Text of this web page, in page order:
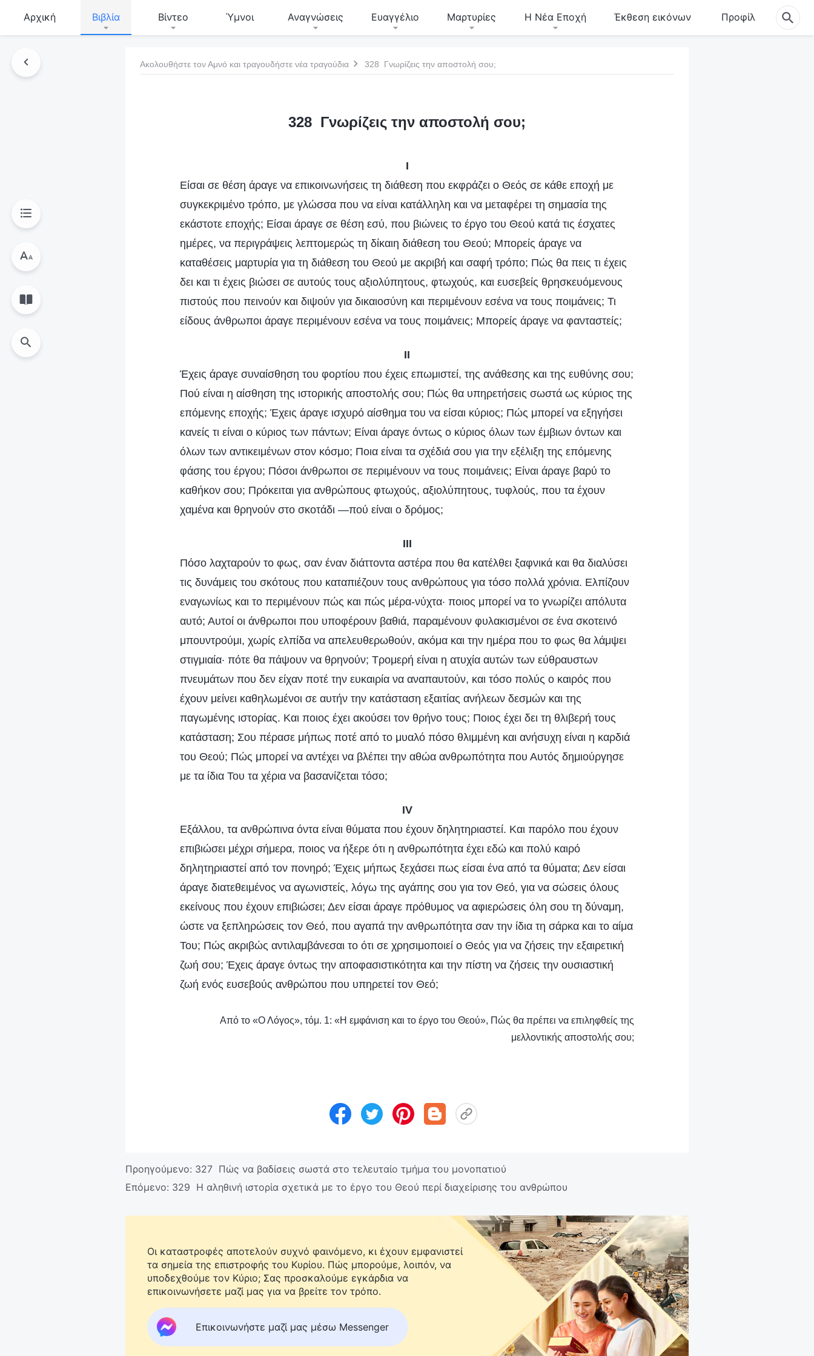
Αρχική Βιβλία Βίντεο Ύμνοι Αναγνώσεις Ευαγγέλιο Μαρτυρίες Η Νέα Εποχή Έκθεση εικόνων Προφίλ
Ακολουθήστε τον Αμνό και τραγουδήστε νέα τραγούδια 328 Γνωρίζεις την αποστολή σου;
328 Γνωρίζεις την αποστολή σου;
I
Είσαι σε θέση άραγε να επικοινωνήσεις τη διάθεση που εκφράζει ο Θεός σε κάθε εποχή με
συγκεκριμένο τρόπο, με γλώσσα που να είναι κατάλληλη και να μεταφέρει τη σημασία της
εκάστοτε εποχής; Είσαι άραγε σε θέση εσύ, που βιώνεις το έργο του Θεού κατά τις έσχατες
ημέρες, να περιγράψεις λεπτομερώς τη δίκαιη διάθεση του Θεού; Μπορείς άραγε να
καταθέσεις μαρτυρία για τη διάθεση του Θεού με ακριβή και σαφή τρόπο; Πώς θα πεις τι έχεις
δει και τι έχεις βιώσει σε αυτούς τους αξιολύπητους, φτωχούς, και ευσεβείς θρησκευόμενους
πιστούς που πεινούν και διψούν για δικαιοσύνη και περιμένουν εσένα να τους ποιμάνεις; Τι
είδους άνθρωποι άραγε περιμένουν εσένα να τους ποιμάνεις; Μπορείς άραγε να φανταστείς;
II
Έχεις άραγε συναίσθηση του φορτίου που έχεις επωμιστεί, της ανάθεσης και της ευθύνης σου;
Πού είναι η αίσθηση της ιστορικής αποστολής σου; Πώς θα υπηρετήσεις σωστά ως κύριος της
επόμενης εποχής; Έχεις άραγε ισχυρό αίσθημα του να είσαι κύριος; Πώς μπορεί να εξηγήσει
κανείς τι είναι ο κύριος των πάντων; Είναι άραγε όντως ο κύριος όλων των έμβιων όντων και
όλων των αντικειμένων στον κόσμο; Ποια είναι τα σχέδιά σου για την εξέλιξη της επόμενης
φάσης του έργου; Πόσοι άνθρωποι σε περιμένουν να τους ποιμάνεις; Είναι άραγε βαρύ το
καθήκον σου; Πρόκειται για ανθρώπους φτωχούς, αξιολύπητους, τυφλούς, που τα έχουν
χαμένα και θρηνούν στο σκοτάδι —πού είναι ο δρόμος;
III
Πόσο λαχταρούν το φως, σαν έναν διάττοντα αστέρα που θα κατέλθει ξαφνικά και θα διαλύσει
τις δυνάμεις του σκότους που καταπιέζουν τους ανθρώπους για τόσο πολλά χρόνια. Ελπίζουν
εναγωνίως και το περιμένουν πώς και πώς μέρα-νύχτα· ποιος μπορεί να το γνωρίζει απόλυτα
αυτό; Αυτοί οι άνθρωποι που υποφέρουν βαθιά, παραμένουν φυλακισμένοι σε ένα σκοτεινό
μπουντρούμι, χωρίς ελπίδα να απελευθερωθούν, ακόμα και την ημέρα που το φως θα λάμψει
στιγμιαία· πότε θα πάψουν να θρηνούν; Τρομερή είναι η ατυχία αυτών των εύθραυστων
πνευμάτων που δεν είχαν ποτέ την ευκαιρία να αναπαυτούν, και τόσο πολύς ο καιρός που
έχουν μείνει καθηλωμένοι σε αυτήν την κατάσταση εξαιτίας ανήλεων δεσμών και της
παγωμένης ιστορίας. Και ποιος έχει ακούσει τον θρήνο τους; Ποιος έχει δει τη θλιβερή τους
κατάσταση; Σου πέρασε μήπως ποτέ από το μυαλό πόσο θλιμμένη και ανήσυχη είναι η καρδιά
του Θεού; Πώς μπορεί να αντέχει να βλέπει την αθώα ανθρωπότητα που Αυτός δημιούργησε
με τα ίδια Του τα χέρια να βασανίζεται τόσο;
IV
Εξάλλου, τα ανθρώπινα όντα είναι θύματα που έχουν δηλητηριαστεί. Και παρόλο που έχουν
επιβιώσει μέχρι σήμερα, ποιος να ήξερε ότι η ανθρωπότητα έχει εδώ και πολύ καιρό
δηλητηριαστεί από τον πονηρό; Έχεις μήπως ξεχάσει πως είσαι ένα από τα θύματα; Δεν είσαι
άραγε διατεθειμένος να αγωνιστείς, λόγω της αγάπης σου για τον Θεό, για να σώσεις όλους
εκείνους που έχουν επιβιώσει; Δεν είσαι άραγε πρόθυμος να αφιερώσεις όλη σου τη δύναμη,
ώστε να ξεπληρώσεις τον Θεό, που αγαπά την ανθρωπότητα σαν την ίδια τη σάρκα και το αίμα
Του; Πώς ακριβώς αντιλαμβάνεσαι το ότι σε χρησιμοποιεί ο Θεός για να ζήσεις την εξαιρετική
ζωή σου; Έχεις άραγε όντως την αποφασιστικότητα και την πίστη να ζήσεις την ουσιαστική
ζωή ενός ευσεβούς ανθρώπου που υπηρετεί τον Θεό;
Από το «Ο Λόγος», τόμ. 1: «Η εμφάνιση και το έργο του Θεού», Πώς θα πρέπει να επιληφθείς της
μελλοντικής αποστολής σου;
Προηγούμενο: 327 Πώς να βαδίσεις σωστά στο τελευταίο τμήμα του μονοπατιού
Επόμενο: 329 Η αληθινή ιστορία σχετικά με το έργο του Θεού περί διαχείρισης του ανθρώπου
Οι καταστροφές αποτελούν συχνό φαινόμενο, κι έχουν εμφανιστεί
τα σημεία της επιστροφής του Κυρίου. Πώς μπορούμε, λοιπόν, να
υποδεχθούμε τον Κύριο; Σας προσκαλούμε εγκάρδια να
επικοινωνήσετε μαζί μας για να βρείτε τον τρόπο.
Επικοινωνήστε μαζί μας μέσω Messenger